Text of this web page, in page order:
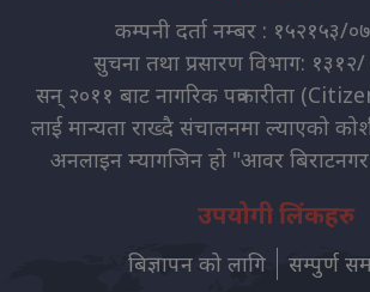
कम्पनी दर्ता नम्बर : १५२१५३/
सुचना तथा प्रसारण विभाग:
सन् २०११ बाट नागरिक पत्रकारीता
लाई मान्यता राख्दै संचालनमा ल्याएको
अनलाइन म्यागजिन हो "आवर
उपयोगी लिंकहरु
बिज्ञापन को लागि सम्पुर्ण